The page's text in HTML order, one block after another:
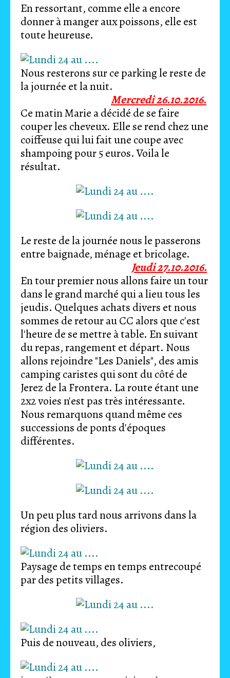
En ressortant, comme elle a encore
donner à manger aux poissons, elle est
toute heureuse.
Nous resterons sur ce parking le reste de
la journée et la nuit.
Mercredi 26.10.2016.
Ce matin Marie a décidé de se faire
couper les cheveux. Elle se rend chez une
coiffeuse qui lui fait une coupe avec
shampoing pour 5 euros. Voila le
résultat.
Le reste de la journée nous le passerons
entre baignade, ménage et bricolage.
Jeudi 27.10.2016.
En tour premier nous allons faire un tour
dans le grand marché qui a lieu tous les
jeudis. Quelques achats divers et nous
sommes de retour au CC alors que c'est
l'heure de se mettre à table. En suivant
du repas, rangement et départ. Nous
allons rejoindre "Les Daniels", des amis
camping caristes qui sont du côté de
Jerez de la Frontera. La route étant une
2x2 voies n'est pas très intéressante.
Nous remarquons quand même ces
successions de ponts d'époques
différentes.
Un peu plus tard nous arrivons dans la
région des oliviers.
Paysage de temps en temps entrecoupé
par des petits villages.
Puis de nouveau, des oliviers,